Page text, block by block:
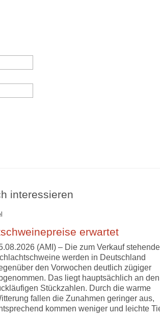
interessieren
erwartet
(AMI) – Die zum Verkauf
werden in Deutschland
den Vorwochen deutlich zügiger
Das liegt hauptsächlich an den
Stückzahlen. Durch die warme
fallen die Zunahmen geringer aus,
kommen weniger und leichte